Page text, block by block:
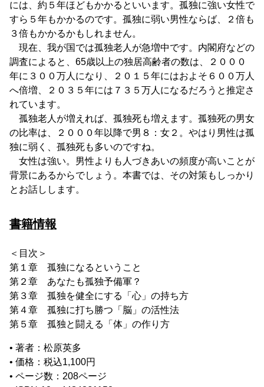
には、約５年ほどもかかるといいます。孤独に強い女性で
すら５年もかかるのです。孤独に弱い男性ならば、２倍も
３倍もかかるかもしれません。
現在、我が国では孤独老人が急増中です。内閣府などの
調査によると、65歳以上の独居高齢者の数は、２０００
年に３００万人になり、２０１５年にはおよそ６００万人
へ倍増、２０３５年には７３５万人になるだろうと推定さ
れています。
孤独老人が増えれば、孤独死も増えます。孤独死の男女
の比率は、２０００年以降で男８：女２。やはり男性は孤
独に弱く、孤独死も多いのですね。
女性は強い。男性よりも人づきあいの頻度が高いことが
背景にあるからでしょう。本書では、その対策もしっかり
とお話しします。
書籍情報
＜目次＞
第１章 孤独になるということ
第２章 あなたも孤独予備軍？
第３章 孤独を健全にする「心」の持ち方
第４章 孤独に打ち勝つ「脳」の活性法
第５章 孤独と闘える「体」の作り方
• 著者：松原英多
• 価格：税込1,100円
• ページ数：208ページ